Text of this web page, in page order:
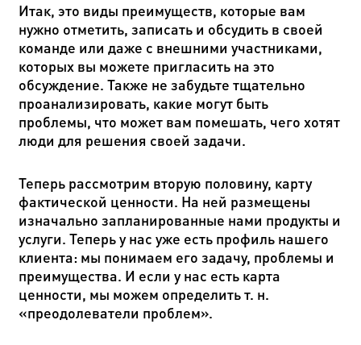
Итак, это виды преимуществ, которые вам
нужно отметить, записать и обсудить в своей
команде или даже с внешними участниками,
которых вы можете пригласить на это
обсуждение. Также не забудьте тщательно
проанализировать, какие могут быть
проблемы, что может вам помешать, чего хотят
люди для решения своей задачи.
Теперь рассмотрим вторую половину, карту
фактической ценности. На ней размещены
изначально запланированные нами продукты и
услуги. Теперь у нас уже есть профиль нашего
клиента: мы понимаем его задачу, проблемы и
преимущества. И если у нас есть карта
ценности, мы можем определить т. н.
«преодолеватели проблем».